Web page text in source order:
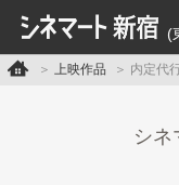
(
上映作品 内定代
シネ